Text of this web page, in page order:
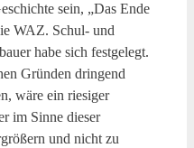
sein, „Das Ende
WAZ. Schul- und
habe sich festgelegt.
Gründen dringend
wäre ein riesiger
im Sinne dieser
und nicht zu